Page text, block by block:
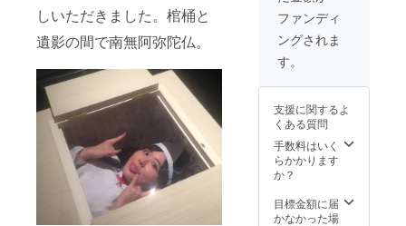
しいただきました。棺桶と
遺影の間で南無阿弥陀仏。
る世界に
ずっと居心
地の悪さを
感じていま
な時に出会
えたのが現
代アート
で、
チュアル
掲載するお名前
（HN可）をお伝
えください。 ※
リハーサルは全
分程度の観覧に
なる予定です。
※リクエストはカ
ラオケ
JOYSOUNDに
入っている曲に
限ります。
ファンディ
ングされま
す。
支援に関するよ
くある質問
手数料はいく
らかかります
か？
目標金額に届
かなかった場